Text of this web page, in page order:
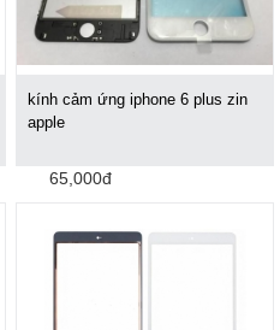
kính cảm ứng iphone 6 plus zin
apple
65,000đ